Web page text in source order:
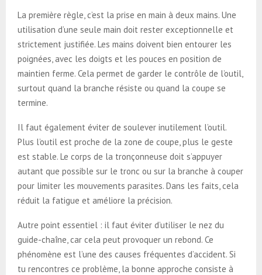
La première règle, c’est la prise en main à deux mains. Une
utilisation d’une seule main doit rester exceptionnelle et
strictement justifiée. Les mains doivent bien entourer les
poignées, avec les doigts et les pouces en position de
maintien ferme. Cela permet de garder le contrôle de l’outil,
surtout quand la branche résiste ou quand la coupe se
termine.
Il faut également éviter de soulever inutilement l’outil.
Plus l’outil est proche de la zone de coupe, plus le geste
est stable. Le corps de la tronçonneuse doit s’appuyer
autant que possible sur le tronc ou sur la branche à couper
pour limiter les mouvements parasites. Dans les faits, cela
réduit la fatigue et améliore la précision.
Autre point essentiel : il faut éviter d’utiliser le nez du
guide-chaîne, car cela peut provoquer un rebond. Ce
phénomène est l’une des causes fréquentes d’accident. Si
tu rencontres ce problème, la bonne approche consiste à